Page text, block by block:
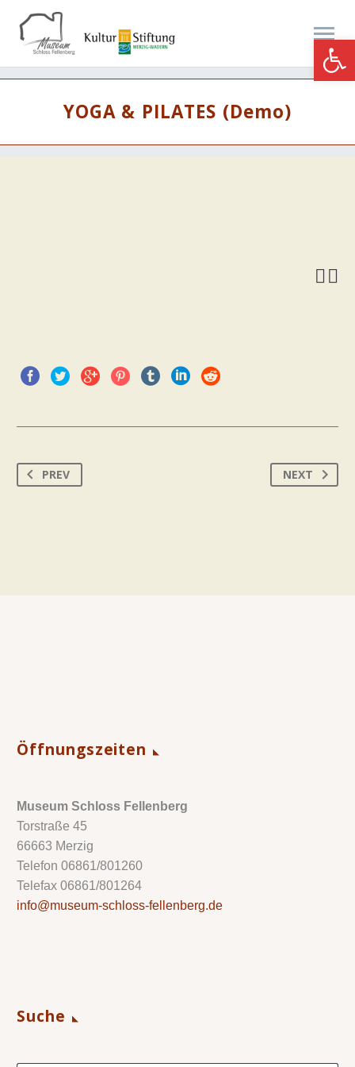
YOGA & PILATES (Demo)

PREV NEXT
Öffnungszeiten
Museum Schloss Fellenberg
Torstraße 45
66663 Merzig
Telefon 06861/801260
Telefax 06861/801264
info@museum-schloss-fellenberg.de
Suche